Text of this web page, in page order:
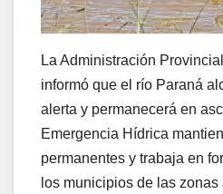
La Administración
informó que el río Paraná
alerta y permanecerá en
Emergencia Hídrica
permanentes y trabaja en
los municipios de las zonas